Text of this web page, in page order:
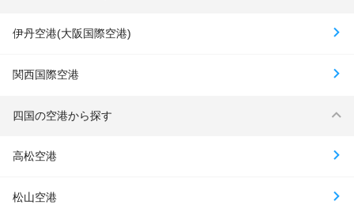
伊丹空港(大阪国際空港)
関西国際空港
四国の空港から探す
高松空港
松山空港